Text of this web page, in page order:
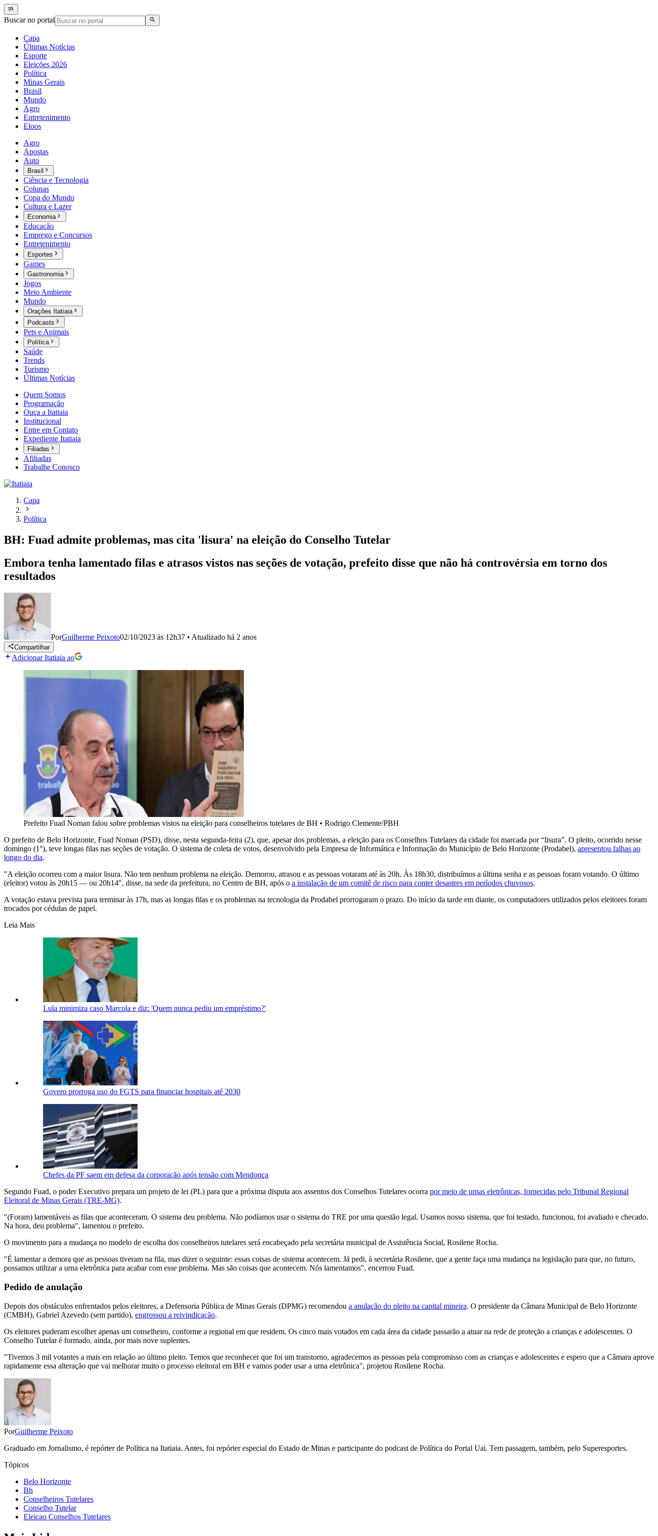
Buscar no portal
Capa
Últimas Notícias
Esporte
Eleições 2026
Política
Minas Gerais
Brasil
Mundo
Agro
Entretenimento
Eloos
Agro
Apostas
Auto
Brasil
Ciência e Tecnologia
Colunas
Copa do Mundo
Cultura e Lazer
Economia
Educação
Emprego e Concursos
Entretenimento
Esportes
Games
Gastronomia
Jogos
Meio Ambiente
Mundo
Orações Itatiaia
Podcasts
Pets e Animais
Política
Saúde
Trends
Turismo
Últimas Notícias
Quem Somos
Programação
Ouça a Itatiaia
Institucional
Entre em Contato
Expediente Itatiaia
Filiadas
Afiliadas
Trabalhe Conosco
Capa
Política
BH: Fuad admite problemas, mas cita 'lisura' na eleição do Conselho Tutelar
Embora tenha lamentado filas e atrasos vistos nas seções de votação, prefeito disse que não há controvérsia em torno dos
resultados
PorGuilherme Peixoto02/10/2023 às 12h37 • Atualizado há 2 anos
Compartilhar
Adicionar Itatiaia ao
Prefeito Fuad Noman falou sobre problemas vistos na eleição para conselheiros tutelares de BH • Rodrigo Clemente/PBH
O prefeito de Belo Horizonte, Fuad Noman (PSD), disse, nesta segunda-feira (2), que, apesar dos problemas, a eleição para os Conselhos Tutelares da cidade foi marcada por “lisura”. O pleito, ocorrido nesse
domingo (1°), teve longas filas nas seções de votação. O sistema de coleta de votos, desenvolvido pela Empresa de Informática e Informação do Município de Belo Horizonte (Prodabel), apresentou falhas ao
longo do dia.
"A eleição ocorreu com a maior lisura. Não tem nenhum problema na eleição. Demorou, atrasou e as pessoas votaram até às 20h. Às 18h30, distribuímos a última senha e as pessoas foram votando. O último
(eleitor) votou às 20h15 — ou 20h14", disse, na sede da prefeitura, no Centro de BH, após o a instalação de um comitê de risco para conter desastres em períodos chuvosos.
A votação estava prevista para terminar às 17h, mas as longas filas e os problemas na tecnologia da Prodabel prorrogaram o prazo. Do início da tarde em diante, os computadores utilizados pelos eleitores foram
trocados por cédulas de papel.
Leia Mais
Lula minimiza caso Marcola e diz: 'Quem nunca pediu um empréstimo?'
Govero prorroga uso do FGTS para financiar hospitais até 2030
Chefes da PF saem em defesa da corporação após tensão com Mendonça
Segundo Fuad, o poder Executivo prepara um projeto de lei (PL) para que a próxima disputa aos assentos dos Conselhos Tutelares ocorra por meio de urnas eletrônicas, fornecidas pelo Tribunal Regional
Eleitoral de Minas Gerais (TRE-MG).
"(Foram) lamentáveis as filas que aconteceram. O sistema deu problema. Não podíamos usar o sistema do TRE por uma questão legal. Usamos nosso sistema, que foi testado, funcionou, foi avaliado e checado.
Na hora, deu problema", lamentou o prefeito.
O movimento para a mudança no modelo de escolha dos conselheiros tutelares será encabeçado pela secretária municipal de Assistência Social, Rosilene Rocha.
"É lamentar a demora que as pessoas tiveram na fila, mas dizer o seguinte: essas coisas de sistema acontecem. Já pedi, à secretária Rosilene, que a gente faça uma mudança na legislação para que, no futuro,
possamos utilizar a urna eletrônica para acabar com esse problema. Mas são coisas que acontecem. Nós lamentamos", encerrou Fuad.
Pedido de anulação
Depois dos obstáculos enfrentados pelos eleitores, a Defensoria Pública de Minas Gerais (DPMG) recomendou a anulação do pleito na capital mineira. O presidente da Câmara Municipal de Belo Horizonte
(CMBH), Gabriel Azevedo (sem partido), engrossou a reivindicação.
Os eleitores puderam escolher apenas um conselheiro, conforme a regional em que residem. Os cinco mais votados em cada área da cidade passarão a atuar na rede de proteção a crianças e adolescentes. O
Conselho Tutelar é formado, ainda, por mais nove suplentes.
"Tivemos 3 mil votantes a mais em relação ao último pleito. Temos que reconhecer que foi um transtorno, agradecemos as pessoas pela compromisso com as crianças e adolescentes e espero que a Câmara aprove
rapidamente essa alteração que vai melhorar muito o processo eleitoral em BH e vamos poder usar a urna eletrônica", projetou Rosilene Rocha.
PorGuilherme Peixoto
Graduado em Jornalismo, é repórter de Política na Itatiaia. Antes, foi repórter especial do Estado de Minas e participante do podcast de Política do Portal Uai. Tem passagem, também, pelo Superesportes.
Tópicos
Belo Horizonte
Bh
Conselheiros Tutelares
Conselho Tutelar
Eleicao Conselhos Tutelares